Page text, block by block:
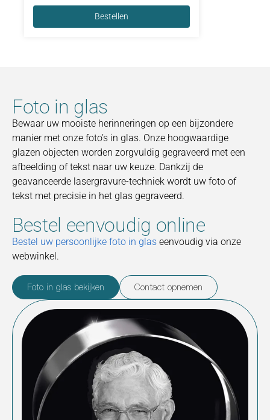
Bestellen
Foto in glas
Bewaar uw mooiste herinneringen op een bijzondere
manier met onze foto’s in glas. Onze hoogwaardige
glazen objecten worden zorgvuldig gegraveerd met een
afbeelding of tekst naar uw keuze. Dankzij de
geavanceerde lasergravure-techniek wordt uw foto of
tekst met precisie in het glas gegraveerd.
Bestel eenvoudig online
Bestel uw persoonlijke foto in glas eenvoudig via onze
webwinkel.
Foto in glas bekijken Contact opnemen